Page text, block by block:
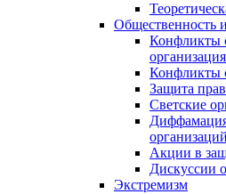
Конфликты
Конфликты
Защита
Светские
Акции в
Дискуссии
Экстремизм